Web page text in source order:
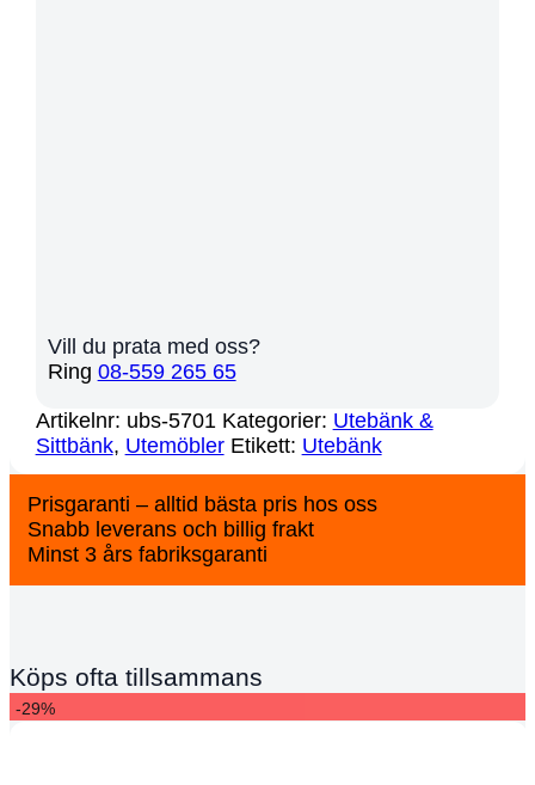
Vill du prata med oss?
Ring 08-559 265 65
Artikelnr: ubs-5701 Kategorier: Utebänk &
Sittbänk, Utemöbler Etikett: Utebänk
Prisgaranti – alltid bästa pris hos oss
Snabb leverans och billig frakt
Minst 3 års fabriksgaranti
Köps ofta tillsammans
-29%